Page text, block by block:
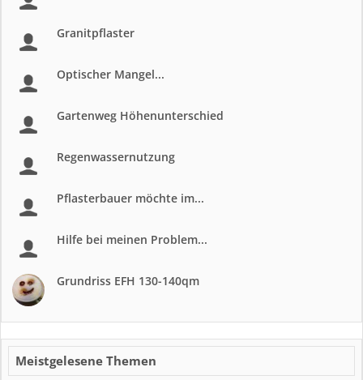
Granitpflaster
Optischer Mangel...
Gartenweg Höhenunterschied
Regenwassernutzung
Pflasterbauer möchte im...
Hilfe bei meinen Problem...
Grundriss EFH 130-140qm
Meistgelesene Themen